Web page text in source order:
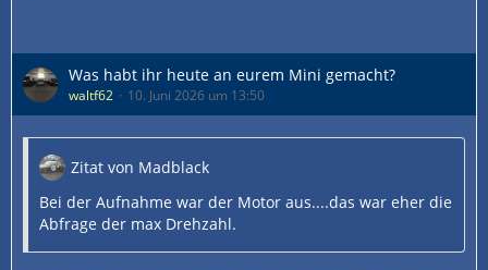
Was habt ihr heute an eurem Mini gemacht?
waltf62 10. Juni 2026 um 13:50
Zitat von Madblack
Bei der Aufnahme war der Motor aus....das war eher die
Abfrage der max Drehzahl.